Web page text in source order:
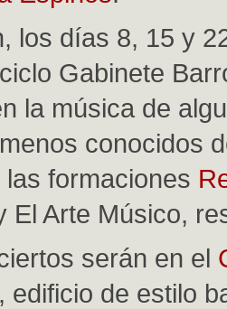
los días 8, 15 y
Gabinete
la música de
conocidos
formaciones
El Arte Músico,
serán en el
, edificio de estilo